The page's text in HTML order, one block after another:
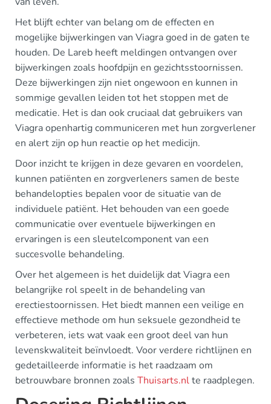
Het blijft echter van belang om de effecten en
mogelijke bijwerkingen van Viagra goed in de gaten te
houden. De Lareb heeft meldingen ontvangen over
bijwerkingen zoals hoofdpijn en gezichtsstoornissen.
Deze bijwerkingen zijn niet ongewoon en kunnen in
sommige gevallen leiden tot het stoppen met de
medicatie. Het is dan ook cruciaal dat gebruikers van
Viagra openhartig communiceren met hun zorgverlener
en alert zijn op hun reactie op het medicijn.
Door inzicht te krijgen in deze gevaren en voordelen,
kunnen patiënten en zorgverleners samen de beste
behandelopties bepalen voor de situatie van de
individuele patiënt. Het behouden van een goede
communicatie over eventuele bijwerkingen en
ervaringen is een sleutelcomponent van een
succesvolle behandeling.
Over het algemeen is het duidelijk dat Viagra een
belangrijke rol speelt in de behandeling van
erectiestoornissen. Het biedt mannen een veilige en
effectieve methode om hun seksuele gezondheid te
verbeteren, iets wat vaak een groot deel van hun
levenskwaliteit beïnvloedt. Voor verdere richtlijnen en
gedetailleerde informatie is het raadzaam om
betrouwbare bronnen zoals Thuisarts.nlte raadplegen.